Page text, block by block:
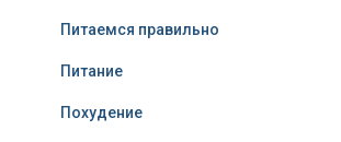
Питаемся правильно
Питание
Похудение